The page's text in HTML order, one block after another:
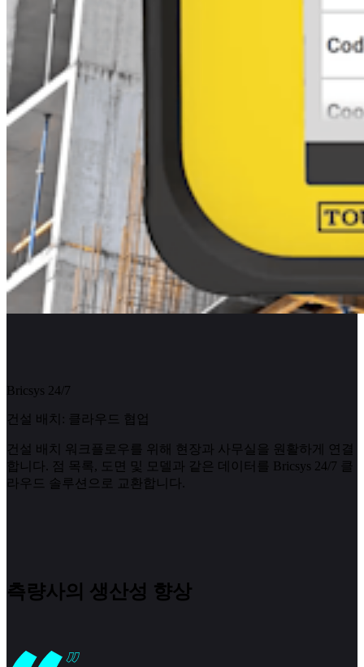
Bricsys 24/7
건설 배치: 클라우드 협업
건설 배치 워크플로우를 위해 현장과 사무실을 원활하게 연결
합니다. 점 목록, 도면 및 모델과 같은 데이터를 Bricsys 24/7 클
라우드 솔루션으로 교환합니다.
측량사의 생산성 향상